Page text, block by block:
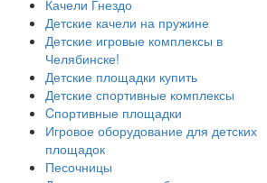
Качели Гнездо
Детские качели на пружине
Детские игровые комплексы в
Челябинске!
Детские площадки купить
Детские спортивные комплексы
Cпортивные площадки
Игровое оборудование для детских
площадок
Песочницы